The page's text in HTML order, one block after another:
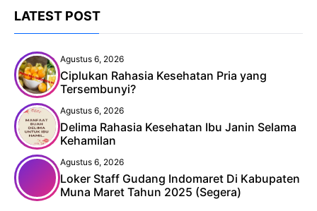
LATEST POST
Agustus 6, 2026
Ciplukan Rahasia Kesehatan Pria yang
Tersembunyi?
Agustus 6, 2026
Delima Rahasia Kesehatan Ibu Janin Selama
Kehamilan
Agustus 6, 2026
Loker Staff Gudang Indomaret Di Kabupaten
Muna Maret Tahun 2025 (Segera)